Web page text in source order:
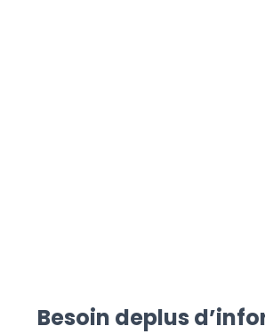
Besoin deplus